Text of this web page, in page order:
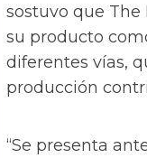
sostuvo que
su producto
diferentes vías,
producción
“Se presenta